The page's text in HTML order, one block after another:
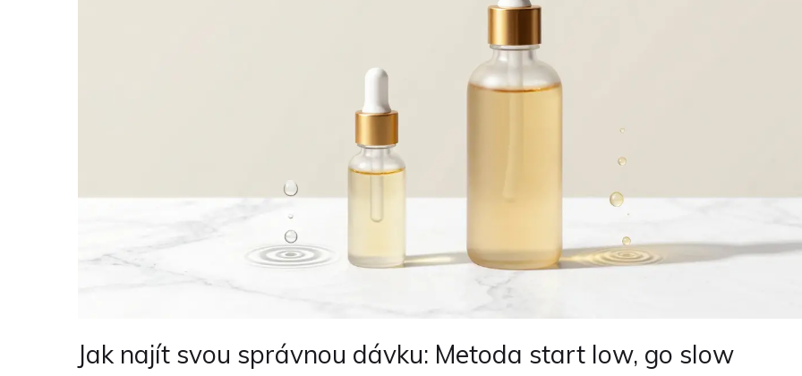
Jak najít svou správnou dávku: Metoda start low, go slow